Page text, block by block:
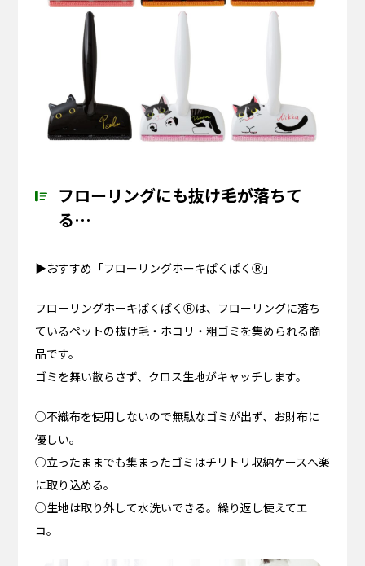
フローリングにも抜け毛が落ちて
る…
▶おすすめ「フローリングホーキぱくぱくⓇ」
フローリングホーキぱくぱくⓇは、フローリングに落ち
ているペットの抜け毛・ホコリ・粗ゴミを集められる商
品です。
ゴミを舞い散らさず、クロス生地がキャッチします。
○不織布を使用しないので無駄なゴミが出ず、お財布に
優しい。
○立ったままでも集まったゴミはチリトリ収納ケースへ楽
に取り込める。
○生地は取り外して水洗いできる。繰り返し使えてエ
コ。